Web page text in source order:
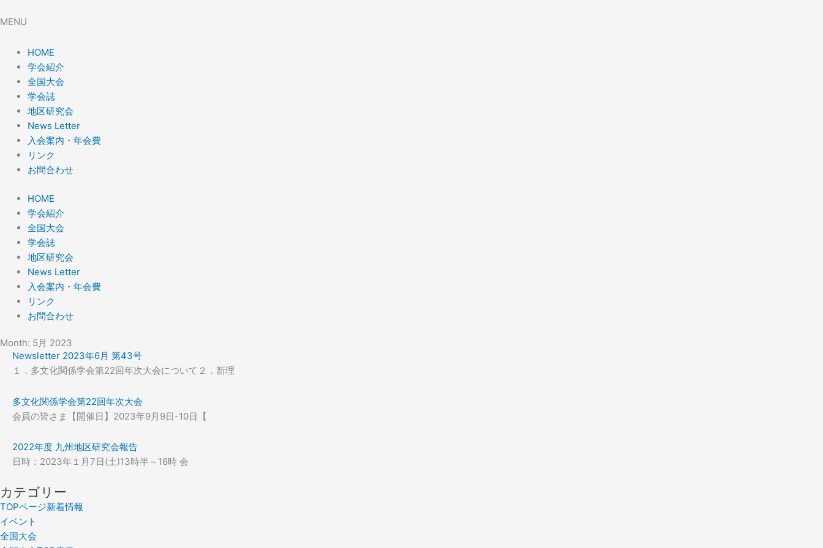
MENU
HOME
学会紹介
全国大会
学会誌
地区研究会
News Letter
入会案内・年会費
リンク
お問合わせ
HOME
学会紹介
全国大会
学会誌
地区研究会
News Letter
入会案内・年会費
リンク
お問合わせ
Month: 5月 2023
Newsletter 2023年6月 第43号
１．多文化関係学会第22回年次大会について２．新理
多文化関係学会第22回年次大会
会員の皆さま【開催日】2023年9月9日-10日【
2022年度 九州地区研究会報告
日時：2023年１月7日(土)13時半～16時 会
カテゴリー
TOPページ新着情報
イベント
全国大会